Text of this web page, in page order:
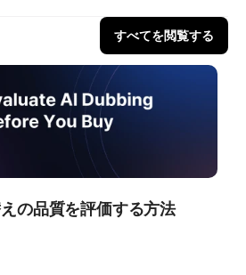
すべてを閲覧する
の品質を評価する方法